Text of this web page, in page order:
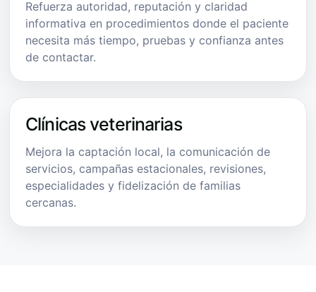
Refuerza autoridad, reputación y claridad
informativa en procedimientos donde el paciente
necesita más tiempo, pruebas y confianza antes
de contactar.
Clínicas veterinarias
Mejora la captación local, la comunicación de
servicios, campañas estacionales, revisiones,
especialidades y fidelización de familias
cercanas.